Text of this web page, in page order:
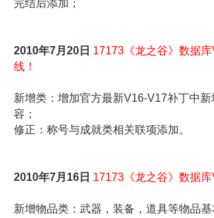
完结后添加；
2010年7月20日 17173《龙之谷》数据
线！
新增类：增加官方最新V16-V17补丁中
容；
修正：称号与成就类相关联项添加。
2010年7月16日 17173《龙之谷》数据库
新增物品类：武器，装备，道具等物品